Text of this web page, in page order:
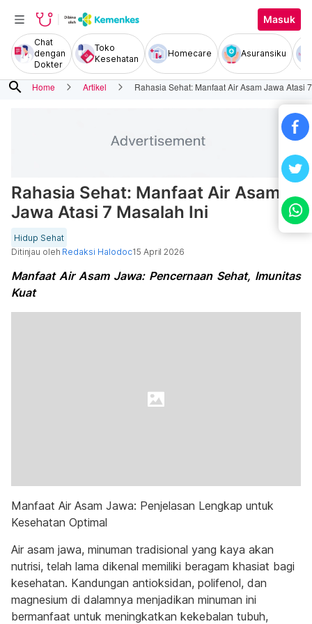
Masuk
Chat
dengan
Dokter
Toko
Kesehatan
Homecare Asuransiku
search Home Artikel Rahasia Sehat: Manfaat Air Asam Jawa Atasi
Rahasia Sehat: Manfaat Air Asam
Jawa Atasi 7 Masalah Ini
Hidup Sehat
Ditinjau oleh Redaksi Halodoc15 April 2026
Manfaat Air Asam Jawa: Pencernaan Sehat, Imunitas
Kuat
Manfaat Air Asam Jawa: Penjelasan Lengkap untuk
Kesehatan Optimal
Air asam jawa, minuman tradisional yang kaya akan
nutrisi, telah lama dikenal memiliki beragam khasiat bagi
kesehatan. Kandungan antioksidan, polifenol, dan
magnesium di dalamnya menjadikan minuman ini
bermanfaat untuk meningkatkan kekebalan tubuh,